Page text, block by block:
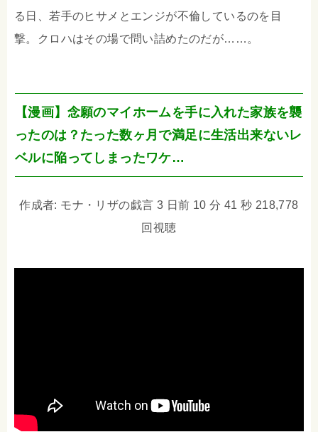
る日、若手のヒサメとエンジが不倫しているのを目
撃。クロハはその場で問い詰めたのだが……。
【漫画】念願のマイホームを手に入れた家族を襲
ったのは？たった数ヶ月で満足に生活出来ないレ
ベルに陥ってしまったワケ…
作成者: モナ・リザの戯言 3 日前 10 分 41 秒 218,778
回視聴